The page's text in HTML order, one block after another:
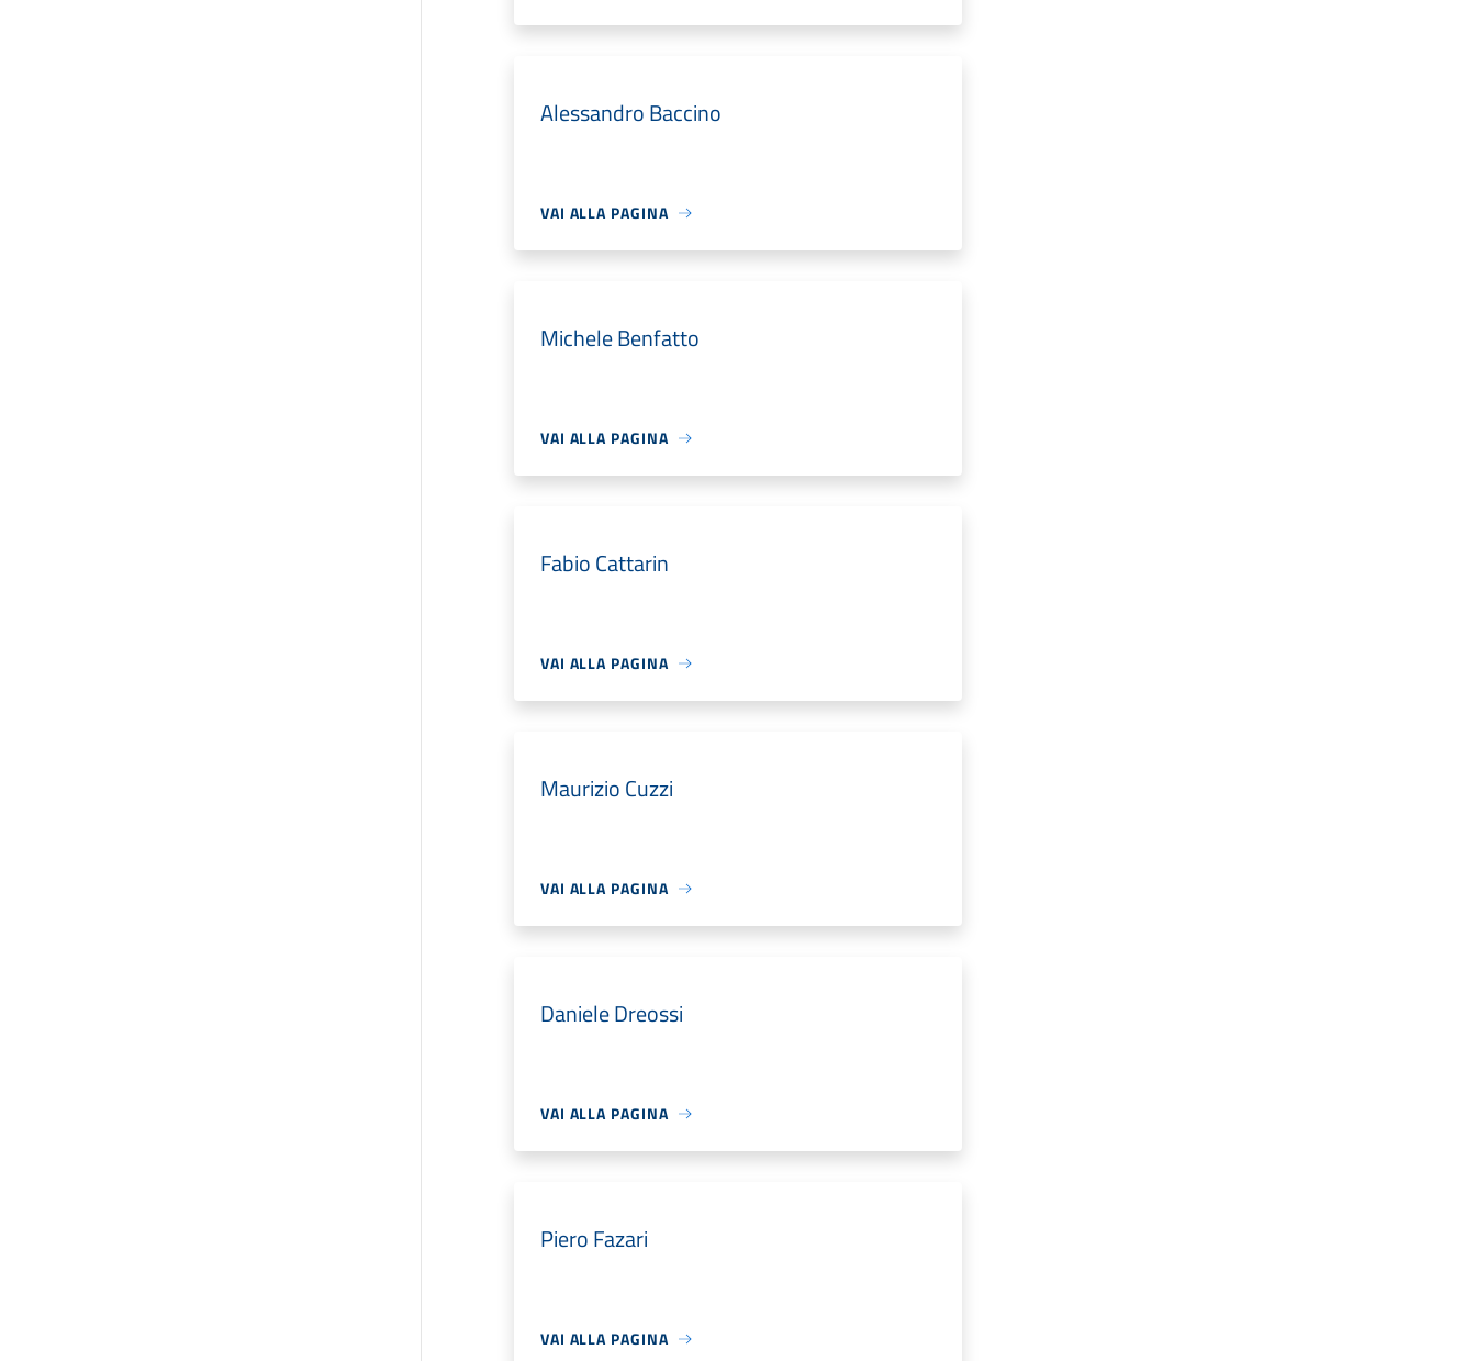
Alessandro Baccino
VAI ALLA PAGINA
Michele Benfatto
VAI ALLA PAGINA
Fabio Cattarin
VAI ALLA PAGINA
Maurizio Cuzzi
VAI ALLA PAGINA
Daniele Dreossi
VAI ALLA PAGINA
Piero Fazari
VAI ALLA PAGINA